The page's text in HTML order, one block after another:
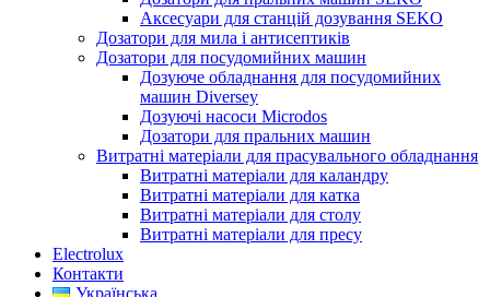
Аксесуари для станцій дозування SEKO
Дозатори для мила і антисептиків
Дозатори для посудомийних машин
Дозуюче обладнання для посудомийних
машин Diversey
Дозуючі насоси Microdos
Дозатори для пральних машин
Витратні матеріали для прасувального обладнання
Витратні матеріали для каландру
Витратні матеріали для катка
Витратні матеріали для столу
Витратні матеріали для пресу
Electrolux
Контакти
Українська